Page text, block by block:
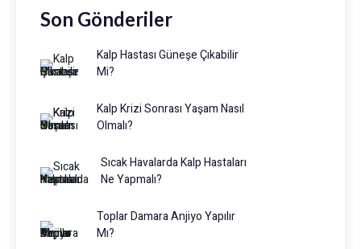
Son Gönderiler
Kalp Hastası Güneşe Çıkabilir
Mi?
Kalp Krizi Sonrası Yaşam Nasıl
Olmalı?
Sıcak Havalarda Kalp Hastaları
Ne Yapmalı?
Toplar Damara Anjiyo Yapılır
Mı?